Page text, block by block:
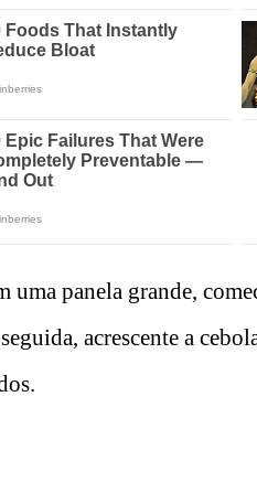
uma panela grande,
acrescente a